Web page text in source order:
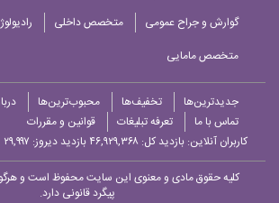
گوارش و جراح عمومی
متخصص داخلی
متخصص مامایی
جدیدترین‌ها تخفیف‌ها محبوب‌ترین‌ها
تماس با ما
تعرفه تبلیغات
قوانین و مقررات
کاربران آنلاین: بازدید کل: ۴۶,۹۲۹,۳۶۸
بازدید دیروز: ۲۹,۹۹۷
کلیه حقوق مادی و معنوی این سایت محفوظ است و
پیگرد قانونی دارد.